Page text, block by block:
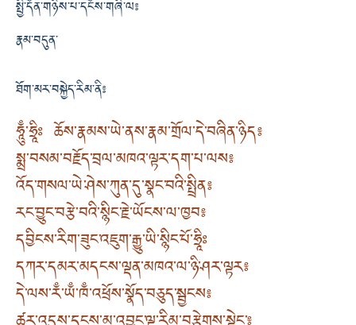
སྤྱི་དོན་གཉིས་པ་དངོས་གཞི་ལ༔
རྣམ་བདུན་
ཐོག་མར་བསྐྱེད་རིམ་ནི༔
ཧཱུྃ་ཧྲཱིཿ ཆོས་རྣམས་ཡེ་ནས་རྣམ་གྲོལ་དེ་བཞིན་ཉིད༔
སྨྲ་བསམ་བརྗོད་བྲལ་མཁའ་ལྟར་དག་པ་ལས༔
འོད་གསལ་ཡེ་ཤེས་ཀུན་དུ་སྣང་བའི་སྤྲིན༔
རང་བྱུང་བརྩེ་བའི་སྙིང་རྗེ་ཡོངས་ལ་ཁྱབ༔
དབྱིངས་རིག་ཟུང་འཇུག་རྒྱུ་ཡི་སྙིང་པོ་ཧྲཱིཿ
དཀར་དམར་མདངས་ལྡན་མཁའ་ལ་ཉི་ཤར་ལྟར༔
དེ་ལས་རྃ་ཡྃ་ཁྃ་འཕྲོས་སྣོད་བཅུད་སྦྱངས༔